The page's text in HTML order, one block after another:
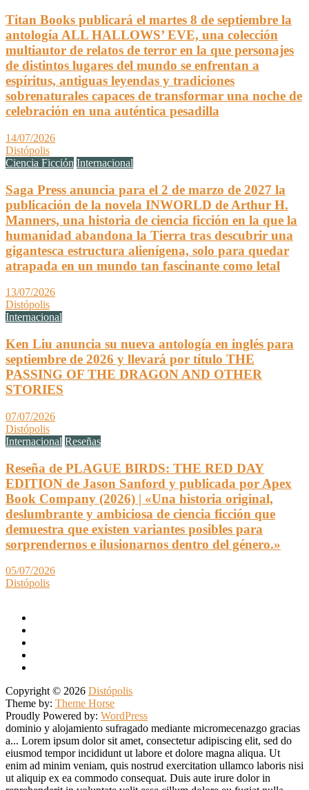
Titan Books publicará el martes 8 de septiembre la
antología ALL HALLOWS’ EVE, una colección
multiautor de relatos de terror en la que personajes
de distintos lugares del mundo se enfrentan a
espíritus, antiguas leyendas y tradiciones
sobrenaturales capaces de transformar una noche de
celebración en una auténtica pesadilla
14/07/2026
Distópolis
Ciencia Ficción Internacional
Saga Press anuncia para el 2 de marzo de 2027 la
publicación de la novela INWORLD de Arthur H.
Manners, una historia de ciencia ficción en la que la
humanidad abandona la Tierra tras descubrir una
gigantesca estructura alienígena, solo para quedar
atrapada en un mundo tan fascinante como letal
13/07/2026
Distópolis
Internacional
Ken Liu anuncia su nueva antología en inglés para
septiembre de 2026 y llevará por título THE
PASSING OF THE DRAGON AND OTHER
STORIES
07/07/2026
Distópolis
Internacional Reseñas
Reseña de PLAGUE BIRDS: THE RED DAY
EDITION de Jason Sanford y publicada por Apex
Book Company (2026) | «Una historia original,
deslumbrante y ambiciosa de ciencia ficción que
demuestra que existen variantes posibles para
sorprendernos e ilusionarnos dentro del género.»
05/07/2026
Distópolis
Copyright © 2026 Distópolis
Theme by: Theme Horse
Proudly Powered by: WordPress
dominio y alojamiento sufragado mediante micromecenazgo gracias
a... Lorem ipsum dolor sit amet, consectetur adipiscing elit, sed do
eiusmod tempor incididunt ut labore et dolore magna aliqua. Ut
enim ad minim veniam, quis nostrud exercitation ullamco laboris nisi
ut aliquip ex ea commodo consequat. Duis aute irure dolor in